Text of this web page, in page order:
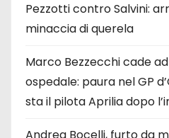
Pezzotti contro Salvini:
minaccia di querela
Marco Bezzecchi cade
ospedale: paura nel GP
sta il pilota Aprilia dopo